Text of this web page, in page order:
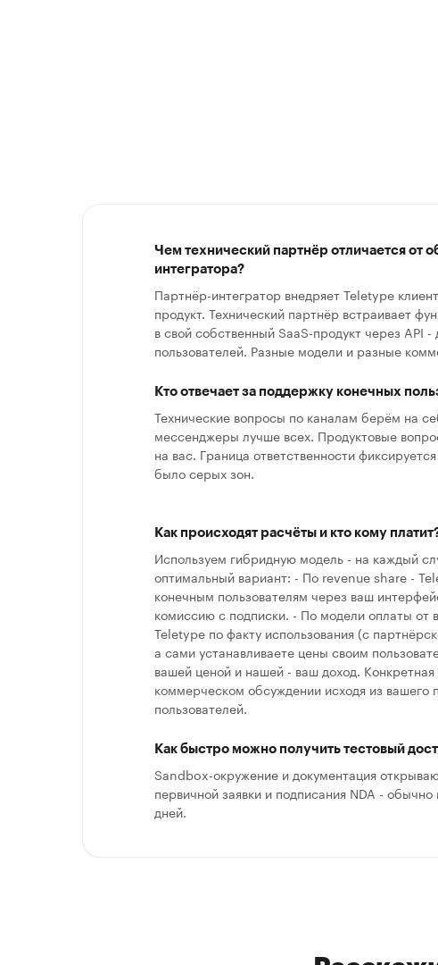
Чем технический партнёр отличается от
интегратора?
Партнёр-интегратор внедряет Teletype
продукт. Технический партнёр встраивает
в свой собственный SaaS-продукт через API -
пользователей. Разные модели и разные
Кто отвечает за поддержку конечных
Технические вопросы по каналам берём на
мессенджеры лучше всех. Продуктовые
на вас. Граница ответственности
было серых зон.
Как происходят расчёты и кто кому
Используем гибридную модель - на каждый
оптимальный вариант: - По revenue share -
конечным пользователям через ваш
комиссию с подписки. - По модели оплаты от
Teletype по факту использования (с
а сами устанавливаете цены своим
вашей ценой и нашей - ваш доход.
коммерческом обсуждении исходя из вашего
пользователей.
Как быстро можно получить тестовый
Sandbox-окружение и документация
первичной заявки и подписания NDA -
дней.